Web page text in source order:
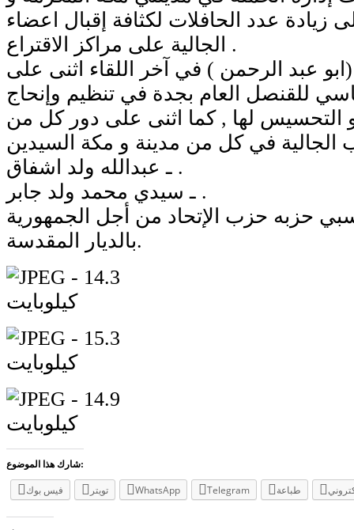
زيادة عدد الحافلات لكثافة إقبال اعضاء
الجالية على مراكز الاقتراع .
عبد الرحمن ) في آخر اللقاء اثنى على
للقنصل العام بجدة في تنظيم وإنحاج
التحسيس لها , كما اثنى على دور كل من
ـ عبدالله ولد اشفاق .
ـ سيدي محمد ولد جابر .
حزبه حزب الإتحاد من أجل الجمهورية
بالديار المقدسة.
شارك هذا الموضوع:
فيس بوك تويتر WhatsApp Telegram طباعة